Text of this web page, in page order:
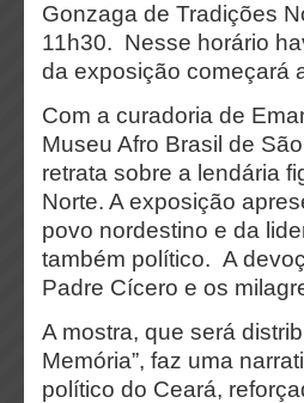
Gonzaga de Tradições
11h30. Nesse horário
da exposição começará
Com a curadoria de
Museu Afro Brasil de
retrata sobre a lendária
Norte. A exposição
povo nordestino e da
também político. A
Padre Cícero e os
A mostra, que será
Memória”, faz uma
político do Ceará,